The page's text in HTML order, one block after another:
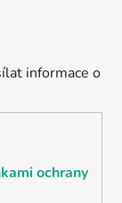
informace o
ochrany